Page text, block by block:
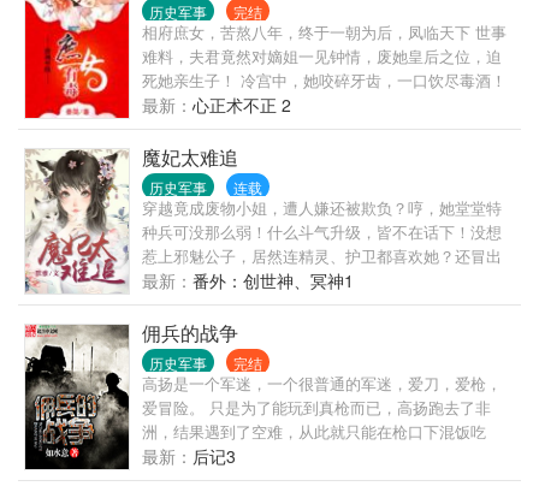
历史军事 完结
相府庶女，苦熬八年，终于一朝为后，凤临天下 世事
难料，夫君竟然对嫡姐一见钟情，废她皇后之位，迫
死她亲生子！ 冷宫中，她咬碎牙齿，一口饮尽毒酒！
对天发誓，若有来生，再不与人为善，绝不入宫，誓
不为后！ 丞相府里，庶女重生，恶女归来： 嫡母恶
毒？巧计送你上黄泉！ 嫡姐伪善？狠狠撕开你美人
皮！ 庶妹陷害？直接丢去乱葬岗！ 既然不让我好好过
日子，谁也别想活！ 本打算离那些祸害发光体越远越
好 谁知男人心，海底针，捞不上，猜不透 发誓要彻底
远离的男人却为她要死要活 上辈子的死敌表示暗恋她
很多年了 还不幸被一只天底下最俊俏的无赖缠上 她重
活一世只想低调做人，这些人却恨不得拉她接受万民
膜拜。 看来，她这辈子的清静生活——还很遥远……
最新： 心正术不正 2
魔妃太难追
历史军事 连载
穿越竟成废物小姐，遭人嫌还被欺负？哼，她堂堂特
种兵可没那么弱！什么斗气升级，皆不在话下！没想
惹上邪魅公子，居然连精灵、护卫都喜欢她？还冒出
一个魔宠小龙？
最新： 番外：创世神、冥神1
佣兵的战争
历史军事 完结
高扬是一个军迷，一个很普通的军迷，爱刀，爱枪，
爱冒险。 只是为了能玩到真枪而已，高扬跑去了非
洲，结果遇到了空难，从此就只能在枪口下混饭吃
了，因为他成了一个雇佣兵。 一个军迷，能在国际佣
兵界达到什么样的高度？ 请拭目以待吧。 ...
最新： 后记3